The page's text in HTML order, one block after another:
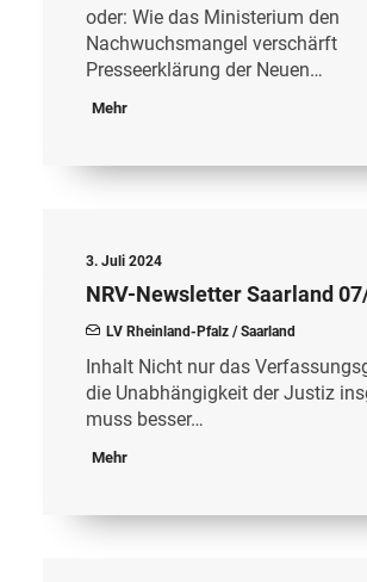
oder: Wie das Ministerium den
Nachwuchsmangel verschärft
Presseerklärung der Neuen…
Mehr
3. Juli 2024
NRV-Newsletter Saarland
LV Rheinland-Pfalz / Saarland
Inhalt Nicht nur das
die Unabhängigkeit der Justiz
muss besser…
Mehr